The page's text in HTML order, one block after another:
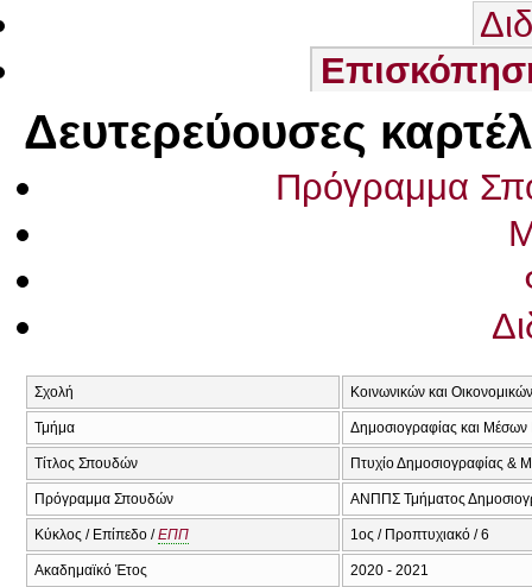
Δευτερεύουσες
Πρόγραμμα
Σχολή Κοινωνικών και
Τμήμα Δημοσιογραφίας και Μέσων
Τίτλος Σπουδών Πτυχίο Δημοσιογραφίας &
Πρόγραμμα Σπουδών ΑΝΠΠΣ Τμήματος
Κύκλος / Επίπεδο /ΕΠΠ 1ος / Προπτυχιακό / 6
Ακαδημαϊκό Έτος 2020 - 2021